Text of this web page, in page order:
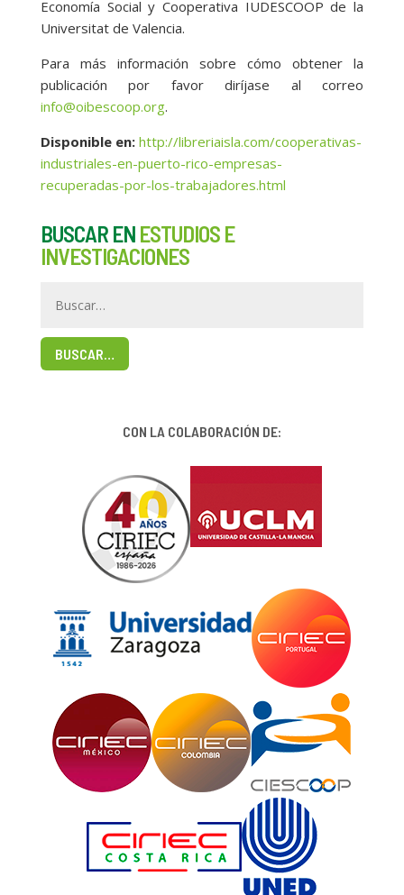
Economía Social y Cooperativa IUDESCOOP de la
Universitat de Valencia.
Para más información sobre cómo obtener la
publicación por favor diríjase al correo
info@oibescoop.org.
Disponible en: http://libreriaisla.com/cooperativas-
industriales-en-puerto-rico-empresas-
recuperadas-por-los-trabajadores.html
BUSCAR EN ESTUDIOS E
INVESTIGACIONES
BUSCAR…
CON LA COLABORACIÓN DE: